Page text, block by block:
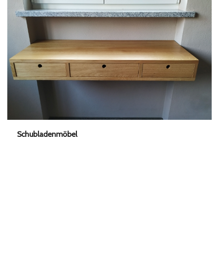
Schubladenmöbel